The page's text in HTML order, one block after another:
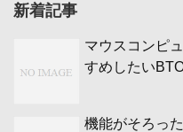
新着記事
マウスコンピ
すめしたい
機能がそろっ